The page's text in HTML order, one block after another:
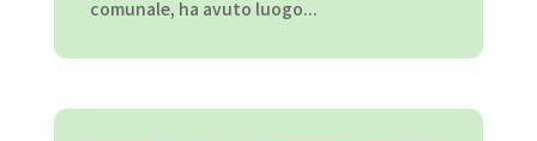
comunale, ha avuto luogo...